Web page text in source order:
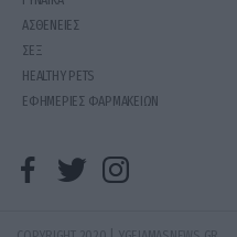
ΑΣΘΕΝΕΙΕΣ
ΣΕΞ
HEALTHY PETS
ΕΦΗΜΕΡΙΕΣ ΦΑΡΜΑΚΕΙΩΝ